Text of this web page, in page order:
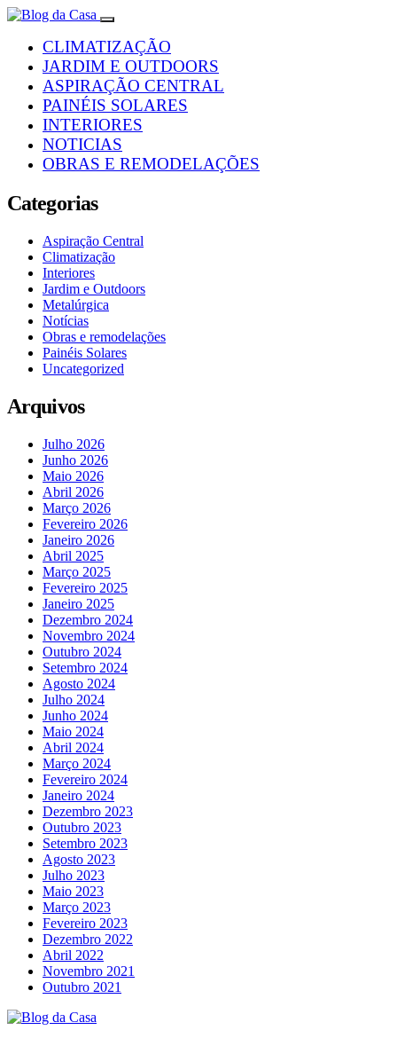
CLIMATIZAÇÃO
JARDIM E OUTDOORS
ASPIRAÇÃO CENTRAL
PAINÉIS SOLARES
INTERIORES
NOTICIAS
OBRAS E REMODELAÇÕES
Categorias
Aspiração Central
Climatização
Interiores
Jardim e Outdoors
Metalúrgica
Notícias
Obras e remodelações
Painéis Solares
Uncategorized
Arquivos
Julho 2026
Junho 2026
Maio 2026
Abril 2026
Março 2026
Fevereiro 2026
Janeiro 2026
Abril 2025
Março 2025
Fevereiro 2025
Janeiro 2025
Dezembro 2024
Novembro 2024
Outubro 2024
Setembro 2024
Agosto 2024
Julho 2024
Junho 2024
Maio 2024
Abril 2024
Março 2024
Fevereiro 2024
Janeiro 2024
Dezembro 2023
Outubro 2023
Setembro 2023
Agosto 2023
Julho 2023
Maio 2023
Março 2023
Fevereiro 2023
Dezembro 2022
Abril 2022
Novembro 2021
Outubro 2021